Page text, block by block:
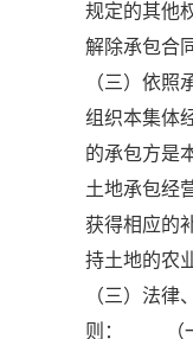
规定的其
解除承包
（三）依
组织本集
的承包方
土地承包经
获得相应
持土地的农
（三）法
则： （一